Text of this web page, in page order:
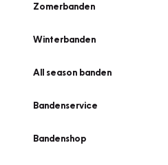
Zomerbanden
Winterbanden
All season banden
Bandenservice
Bandenshop